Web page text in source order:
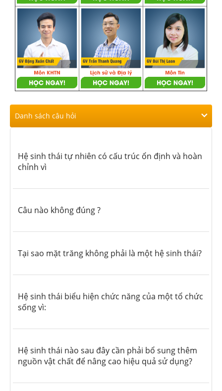
Danh sách câu hỏi
Hệ sinh thái tự nhiên có cấu trúc ổn định và hoàn
chỉnh vì
Câu nào không đúng ?
Tại sao mặt trăng không phải là một hệ sinh thái?
Hệ sinh thái biểu hiện chức năng của một tổ chức
sống vì:
Hệ sinh thái nào sau đây cần phải bổ sung thêm
nguồn vật chất để nâng cao hiệu quả sử dụng?